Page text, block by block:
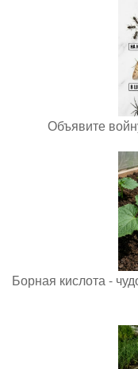
Объявите
Борная кислота -